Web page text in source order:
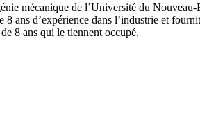
mécanique de l’Université du
ans d’expérience dans l’industrie et
8 ans qui le tiennent occupé.